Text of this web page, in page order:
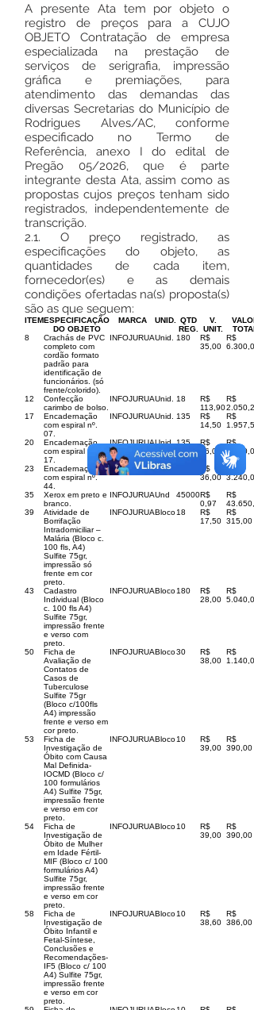
A presente Ata tem por objeto o
registro de preços para a CUJO
OBJETO Contratação de empresa
especializada na prestação de
serviços de serigrafia, impressão
gráfica e premiações, para
atendimento das demandas das
diversas Secretarias do Município de
Rodrigues Alves/AC, conforme
especificado no Termo de
Referência, anexo I do edital de
Pregão 05/2026, que é parte
integrante desta Ata, assim como as
propostas cujos preços tenham sido
registrados, independentemente de
transcrição.
2.1. O preço registrado, as
especificações do objeto, as
quantidades de cada item,
fornecedor(es) e as demais
condições ofertadas na(s) proposta(s)
são as que seguem:
ITEMESPECIFICAÇÃO
DO OBJETO
MARCA UNID.
QTD
REG.
V.
UNIT.
VALOR
TOTAL
8
Crachás de PVC
completo com
cordão formato
padrão para
identificação de
funcionários. (só
frente/colorido).
INFOJURUAUnid. 180
R$
35,00
R$
12
Confecção
carimbo de bolso.
INFOJURUAUnid. 18
R$
113,90
R$
17
Encadernação
com espiral nº.
07.
INFOJURUAUnid. 135
R$
14,50
R$
20
Encadernação
com espiral nº.
17.
INFOJURUAUnid. 135
R$
26,00
R$
23
Encadernação
com espiral nº.
44.
INFOJURUAUnid.
R$
36,00
R$
35
Xerox em preto e
branco.
INFOJURUAUnd 45000R$
0,97
R$
39
Atividade de
Borrifação
Intradomiciliar –
Malária (Bloco c.
100 fls, A4)
Sulfite 75gr,
impressão só
frente em cor
preto.
INFOJURUABloco18
R$
17,50
R$
315,00
43
Cadastro
Individual (Bloco
c. 100 fls A4)
Sulfite 75gr,
impressão frente
e verso com
preto.
INFOJURUABloco180
R$
28,00
R$
50
Ficha de
Avaliação de
Contatos de
Casos de
Tuberculose
Sulfite 75gr
(Bloco c/100fls
A4) impressão
frente e verso em
cor preto.
INFOJURUABloco30
R$
38,00
R$
53
Ficha de
Investigação de
Óbito com Causa
Mal Definida-
IOCMD (Bloco c/
100 formulários
A4) Sulfite 75gr,
impressão frente
e verso em cor
preto.
INFOJURUABloco10
R$
39,00
R$
390,00
54
Ficha de
Investigação de
Óbito de Mulher
em Idade Fértil-
MIF (Bloco c/ 100
formulários A4)
Sulfite 75gr,
impressão frente
e verso em cor
preto.
INFOJURUABloco10
R$
39,00
R$
390,00
58
Ficha de
Investigação de
Óbito Infantil e
Fetal-Síntese,
Conclusões e
Recomendações-
IF5 (Bloco c/ 100
A4) Sulfite 75gr,
impressão frente
e verso em cor
preto.
INFOJURUABloco10
R$
38,60
R$
386,00